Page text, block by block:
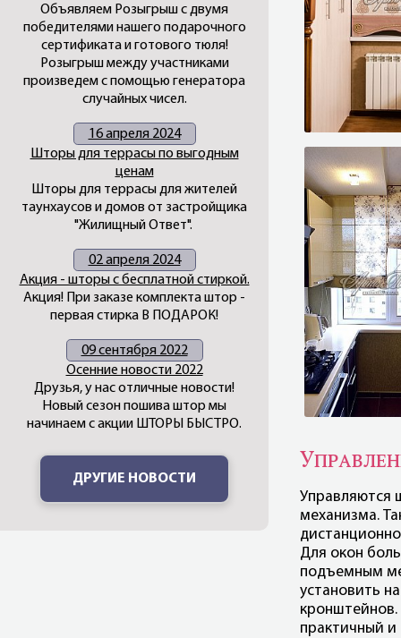
Управляются
механизма.
Для окон
подъемным
установить
практичный
Объявляем Розыгрыш с двумя
победителями нашего подарочного
сертификата и готового тюля!
Розыгрыш между участниками
произведем с помощью генератора
случайных чисел.
16 апреля 2024
Шторы для террасы по выгодным
ценам
Шторы для террасы для жителей
таунхаусов и домов от застройщика
"Жилищный Ответ".
02 апреля 2024
Акция - шторы с бесплатной стиркой.
Акция! При заказе комплекта штор -
первая стирка В ПОДАРОК!
09 сентября 2022
Осенние новости 2022
Друзья, у нас отличные новости!
Новый сезон пошива штор мы
начинаем с акции ШТОРЫ БЫСТРО.
ДРУГИЕ НОВОСТИ